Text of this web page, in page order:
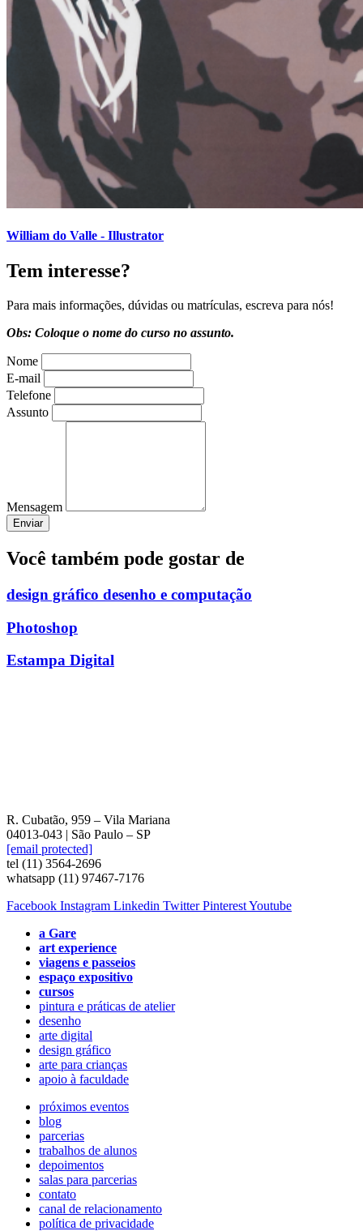
William do Valle - Illustrator
Tem interesse?
Para mais informações, dúvidas ou matrículas, escreva para nós!
Obs: Coloque o nome do curso no assunto.
Nome
E-mail
Telefone
Assunto
Mensagem
Enviar
Você também pode gostar de
design gráfico desenho e computação
Photoshop
Estampa Digital
R. Cubatão, 959 – Vila Mariana
04013-043 | São Paulo – SP
[email protected]
tel (11) 3564-2696
whatsapp (11) 97467-7176
Facebook Instagram Linkedin Twitter PinterestYoutube
a Gare
art experience
viagens e passeios
espaço expositivo
cursos
pintura e práticas de atelier
desenho
arte digital
design gráfico
arte para crianças
apoio à faculdade
próximos eventos
blog
parcerias
trabalhos de alunos
depoimentos
salas para parcerias
contato
canal de relacionamento
política de privacidade